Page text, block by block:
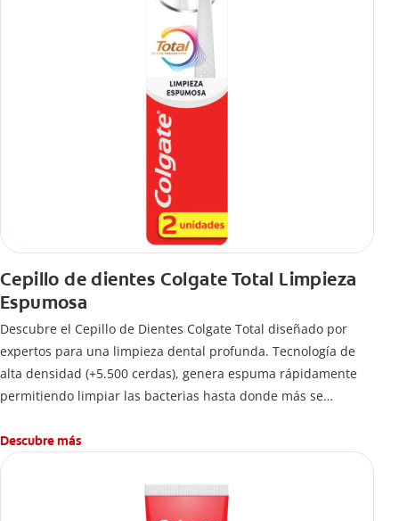
Cepillo de dientes Colgate Total Limpieza
Espumosa
Descubre el Cepillo de Dientes Colgate Total diseñado por
expertos para una limpieza dental profunda. Tecnología de
alta densidad (+5.500 cerdas), genera espuma rápidamente
permitiendo limpiar las bacterias hasta donde más se
Descubre más